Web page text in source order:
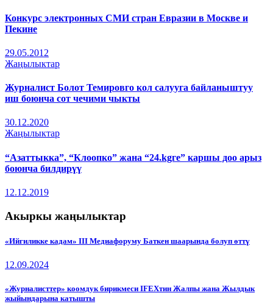
Конкурс электронных СМИ стран Евразии в Москве и
Пекине
29.05.2012
Жаңылыктар
Журналист Болот Темировго кол салууга байланыштуу
иш боюнча сот чечими чыкты
30.12.2020
Жаңылыктар
“Азаттыкка”, “Клоопко” жана “24.kgге” каршы доо арыз
боюнча билдирүү
12.12.2019
Акыркы жаңылыктар
«Ийгиликке кадам» III Медиафоруму Баткен шаарында болуп өттү
12.09.2024
«Журналисттер» коомдук бирикмеси IFEXтин Жалпы жана Жылдык
жыйындарына катышты